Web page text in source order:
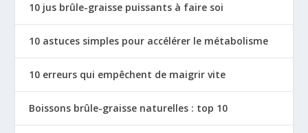
10 jus brûle-graisse puissants à faire soi
10 astuces simples pour accélérer le métabolisme
10 erreurs qui empêchent de maigrir vite
Boissons brûle-graisse naturelles : top 10